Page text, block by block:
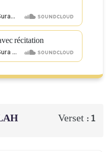
récitation
Verset : 1